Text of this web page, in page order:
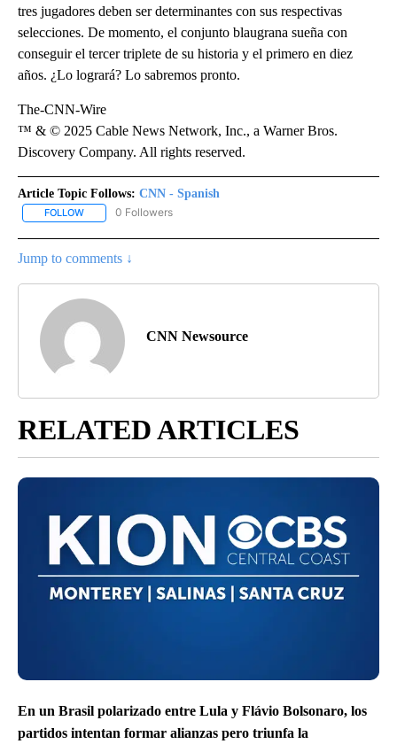
tres jugadores deben ser determinantes con sus respectivas
selecciones. De momento, el conjunto blaugrana sueña con
conseguir el tercer triplete de su historia y el primero en diez
años. ¿Lo logrará? Lo sabremos pronto.
The-CNN-Wire
™ & © 2025 Cable News Network, Inc., a Warner Bros.
Discovery Company. All rights reserved.
Article Topic Follows: CNN - Spanish
FOLLOW FOLLOW "CNN - SPANISH" TO RECEIVE NOTIFICATIONS ABOUT
0 Followers
Jump to comments ↓
CNN Newsource
RELATED ARTICLES
En un Brasil polarizado entre Lula y Flávio Bolsonaro, los
partidos intentan formar alianzas pero triunfa la